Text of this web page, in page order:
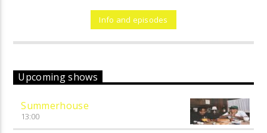
Info and episodes
Upcoming shows
Summerhouse
13:00